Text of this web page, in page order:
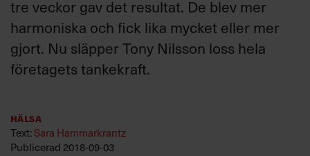
Annonsera
Om oss
Kontakta oss
Kundservice
Villkor och policy för
Sök
efter:
tre veckor gav det resultat. De blev mer
harmoniska och fick lika mycket eller mer
gjort. Nu släpper Tony Nilsson loss hela
företagets tankekraft.
Hälsa
Text:Sara Hammarkrantz
Publicerad 2018-09-03